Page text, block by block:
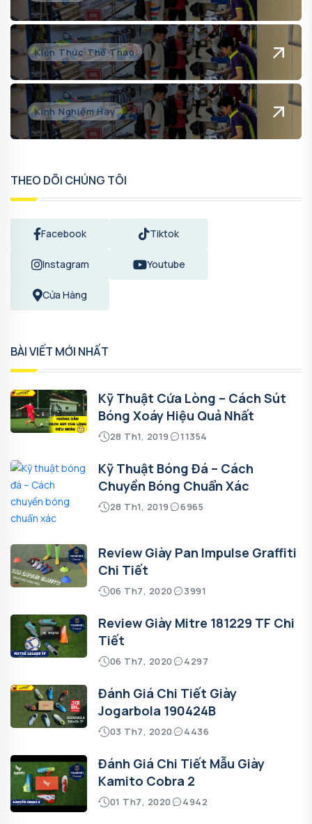
Kiến Thức Thể Thao
Kinh Nghiệm Hay
THEO DÕI CHÚNG TÔI
Facebook Tiktok
Instagram Youtube
Cửa Hàng
BÀI VIẾT MỚI NHẤT
Kỹ Thuật Cứa Lòng – Cách Sút
Bóng Xoáy Hiệu Quả Nhất
28 Th1, 2019 11354
Kỹ Thuật Bóng Đá – Cách
Chuyền Bóng Chuẩn Xác
28 Th1, 2019 6965
Review Giày Pan Impulse Graffiti
Chi Tiết
06 Th7, 2020 3991
Review Giày Mitre 181229 TF Chi
Tiết
06 Th7, 2020 4297
Đánh Giá Chi Tiết Giày
Jogarbola 190424B
03 Th7, 2020 4436
Đánh Giá Chi Tiết Mẫu Giày
Kamito Cobra 2
01 Th7, 2020 4942